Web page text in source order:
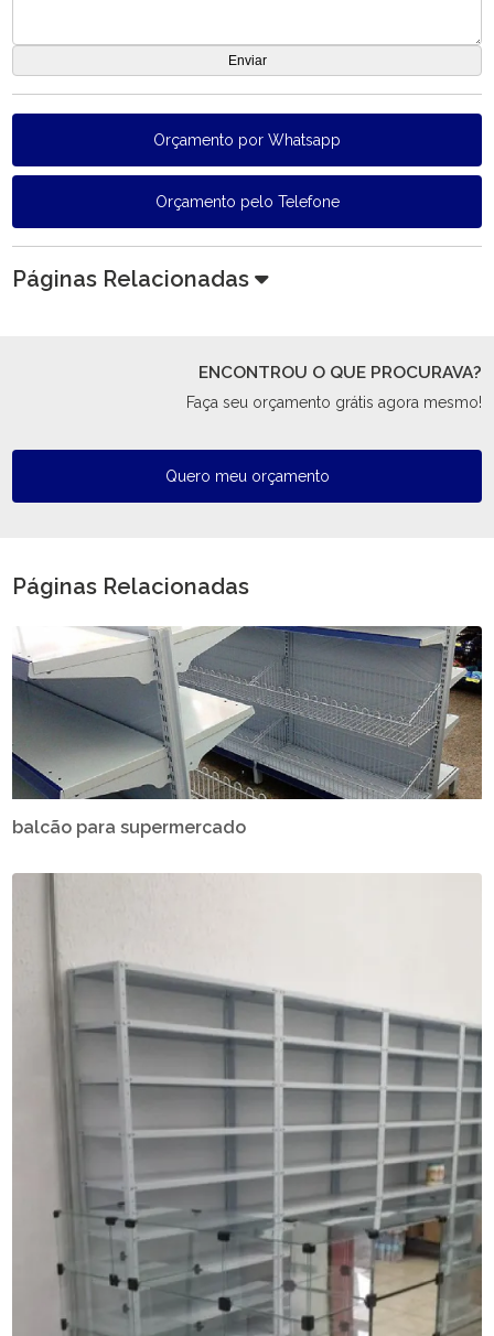
Orçamento por Whatsapp
Orçamento pelo Telefone
Páginas Relacionadas
ENCONTROU O QUE PROCURAVA?
Faça seu orçamento grátis agora mesmo!
Quero meu orçamento
Páginas Relacionadas
balcão para supermercado